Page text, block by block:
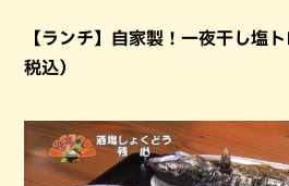
【ランチ】自家製！一夜干し塩
税込）